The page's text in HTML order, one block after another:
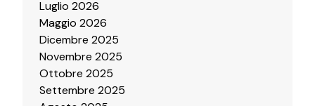
Luglio 2026
Maggio 2026
Dicembre 2025
Novembre 2025
Ottobre 2025
Settembre 2025